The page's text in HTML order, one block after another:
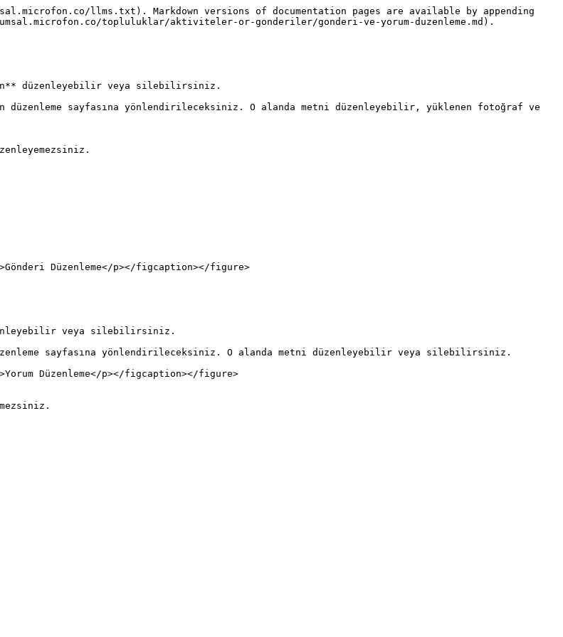
llms.txt). Markdown versions of documentation pages are available by appending
topluluklar/aktiviteler-or-gonderiler/gonderi-ve-yorum-duzenleme.md).
düzenleyebilir veya silebilirsiniz.
düzenleme sayfasına yönlendirileceksiniz. O alanda metni düzenleyebilir, yüklenen fotoğraf ve
Düzenleme</p></figcaption></figure>
veya silebilirsiniz.
sayfasına yönlendirileceksiniz. O alanda metni düzenleyebilir veya silebilirsiniz.
Düzenleme</p></figcaption></figure>